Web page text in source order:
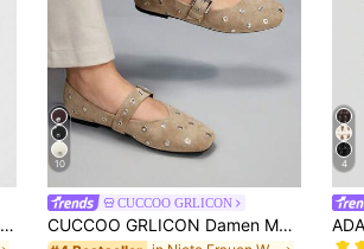
Damen Ballerinas im Retro-Stil, bequeme Flache Schuhe mit niedrigem Absatz, Riemen mit Schnalle, Veloursleder Mary Jane Flache Schuhe, Braun, Muttertags Geschenk
10
CUCCOO GRLICON
CUCCOO GRLICON Damen Mode Pendler Perlen Dekor Schnallen Ballerinas, Motorrad Stil Outfit für coole Mädchen, geeignet für Frühling/Sommer, Urlaub, Reisen, 2000er Jahre Stil
4
#1